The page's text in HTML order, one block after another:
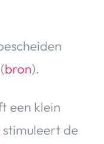
bron).
een klein
de